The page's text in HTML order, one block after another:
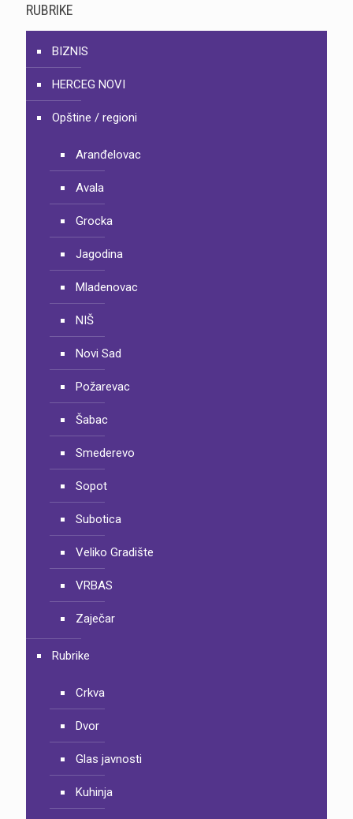
RUBRIKE
BIZNIS
HERCEG NOVI
Opštine / regioni
Aranđelovac
Avala
Grocka
Jagodina
Mladenovac
NIŠ
Novi Sad
Požarevac
Šabac
Smederevo
Sopot
Subotica
Veliko Gradište
VRBAS
Zaječar
Rubrike
Crkva
Dvor
Glas javnosti
Kuhinja